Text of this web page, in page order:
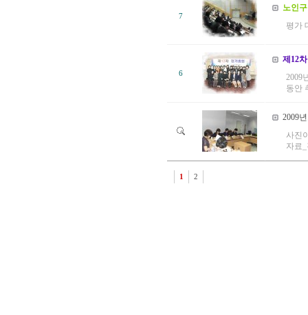
7
노인
평가
6
제12
2009
동안
2009
사진
자료
1 2